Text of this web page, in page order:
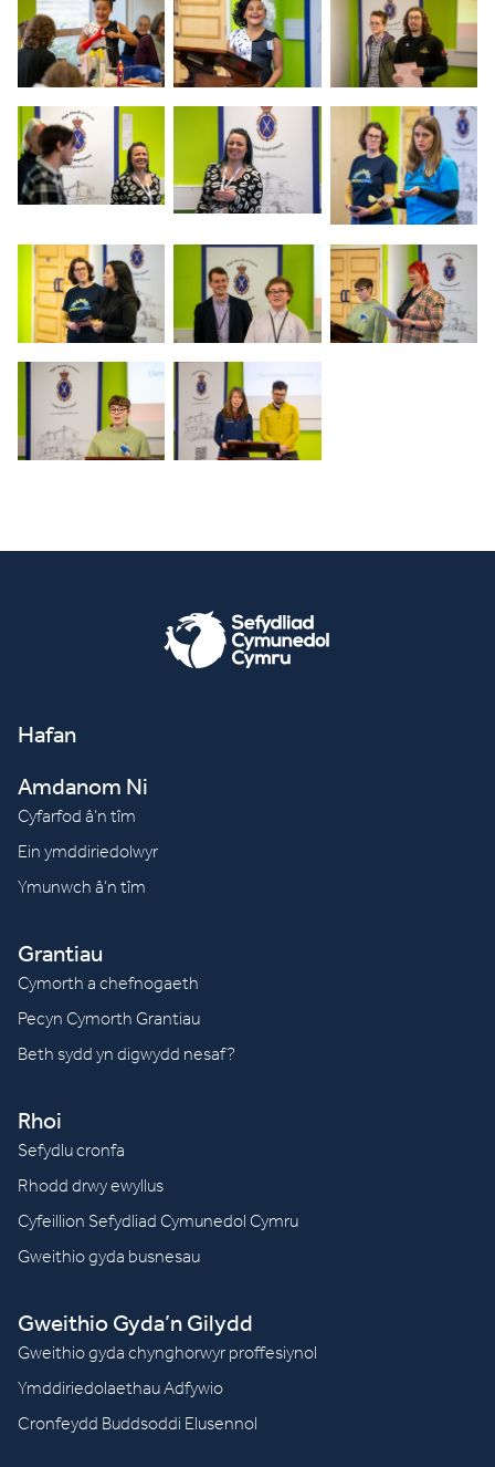
Hafan
Amdanom Ni
Cyfarfod â’n tîm
Ein ymddiriedolwyr
Ymunwch â’n tîm
Grantiau
Cymorth a chefnogaeth
Pecyn Cymorth Grantiau
Beth sydd yn digwydd nesaf?
Rhoi
Sefydlu cronfa
Rhodd drwy ewyllus
Cyfeillion Sefydliad Cymunedol Cymru
Gweithio gyda busnesau
Gweithio Gyda’n Gilydd
Gweithio gyda chynghorwyr proffesiynol
Ymddiriedolaethau Adfywio
Cronfeydd Buddsoddi Elusennol